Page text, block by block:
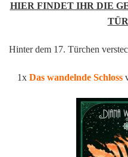
HIER FINDET IHR DIE
Hinter dem 17. Türchen
1x Das wandelnde Schloss